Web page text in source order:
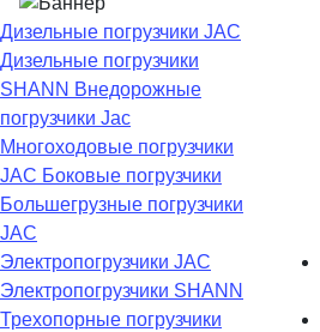
Дизельные погрузчики JAC
Дизельные погрузчики
SHANN Внедорожные
погрузчики Jac
Многоходовые погрузчики
JAC Боковые погрузчики
Большегрузные погрузчики
JAC
Электропогрузчики JAC
Электропогрузчики SHANN
Трехопорные погрузчики